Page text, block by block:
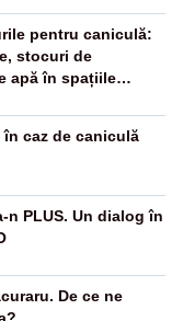
pentru caniculă:
stocuri de
apă în spațiile
caz de caniculă
n PLUS. Un dialog în
De ce ne